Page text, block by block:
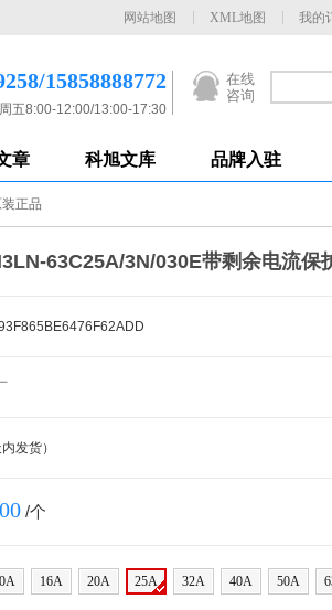
网站地图 XML地图 我的
在线
咨询
15858888772
五8:00-12:00/13:00-17:30
章 科旭文库 品牌入驻
正品
63C25A/3N/030E带剩余电流保
发货）
/个
16A 20A 25A 32A 40A 50A